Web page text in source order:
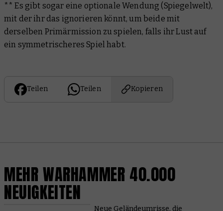
** Es gibt sogar eine optionale Wendung (Spiegelwelt),
mit der ihr das ignorieren könnt, um beide mit
derselben Primärmission zu spielen, falls ihr Lust auf
ein symmetrischeres Spiel habt.
Teilen Teilen Kopieren
MEHR WARHAMMER 40.000
NEUIGKEITEN
Neue Geländeumrisse, die